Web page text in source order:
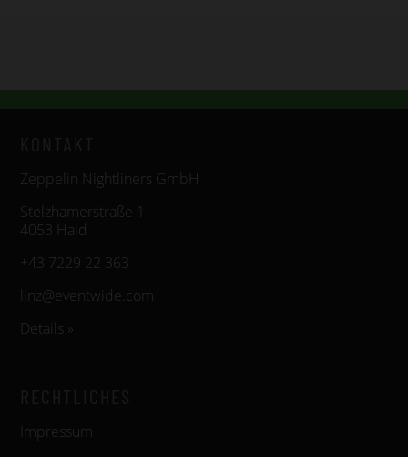
Zeppelin Nightliners GmbH
Stelzhamerstraße 1
4053 Haid
+43 7229 22 363
linz@eventwide.com
Details »
Impressum